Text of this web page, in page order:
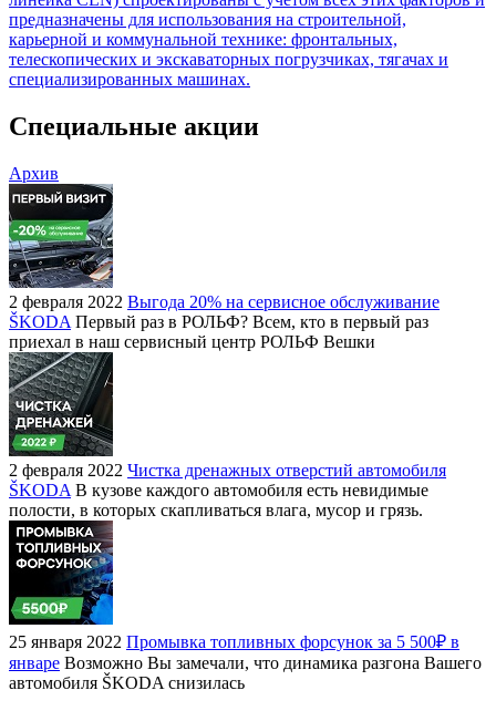
предназначены для использования на строительной,
карьерной и коммунальной технике: фронтальных,
телескопических и экскаваторных погрузчиках, тягачах и
специализированных машинах.
Специальные акции
Архив
2 февраля 2022 Выгода 20% на сервисное обслуживание
ŠKODA Первый раз в РОЛЬФ? Всем, кто в первый раз
приехал в наш сервисный центр РОЛЬФ Вешки
2 февраля 2022 Чистка дренажных отверстий автомобиля
ŠKODA В кузове каждого автомобиля есть невидимые
полости, в которых скапливаться влага, мусор и грязь.
25 января 2022 Промывка топливных форсунок за 5 500₽ в
январе Возможно Вы замечали, что динамика разгона Вашего
автомобиля ŠKODA снизилась